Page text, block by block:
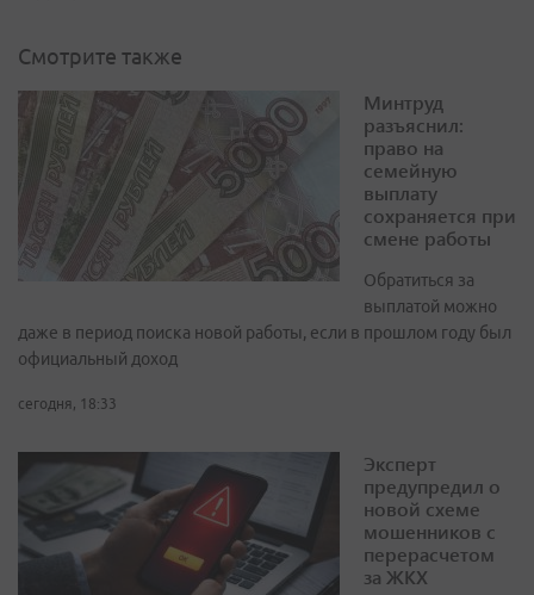
Смотрите также
Минтруд
разъяснил:
право на
семейную
выплату
сохраняется при
смене работы
Обратиться за
выплатой можно
даже в период поиска новой работы, если в прошлом году был
официальный доход
сегодня, 18:33
Эксперт
предупредил о
новой схеме
мошенников с
перерасчетом
за ЖКХ